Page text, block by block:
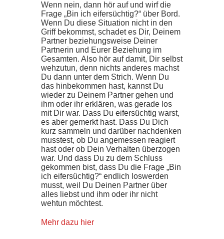
Wenn nein, dann hör auf und wirf die
Frage „Bin ich eifersüchtig?“ über Bord.
Wenn Du diese Situation nicht in den
Griff bekommst, schadet es Dir, Deinem
Partner beziehungsweise Deiner
Partnerin und Eurer Beziehung im
Gesamten. Also hör auf damit, Dir selbst
wehzutun, denn nichts anderes machst
Du dann unter dem Strich. Wenn Du
das hinbekommen hast, kannst Du
wieder zu Deinem Partner gehen und
ihm oder ihr erklären, was gerade los
mit Dir war. Dass Du eifersüchtig warst,
es aber gemerkt hast. Dass Du Dich
kurz sammeln und darüber nachdenken
musstest, ob Du angemessen reagiert
hast oder ob Dein Verhalten überzogen
war. Und dass Du zu dem Schluss
gekommen bist, dass Du die Frage „Bin
ich eifersüchtig?“ endlich loswerden
musst, weil Du Deinen Partner über
alles liebst und ihm oder ihr nicht
wehtun möchtest.
Mehr dazu hier